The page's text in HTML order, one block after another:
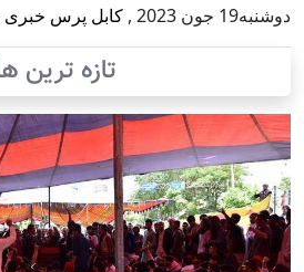
دوشنبه19 جون 2023 , کابل پرس خبری
تازه ترین